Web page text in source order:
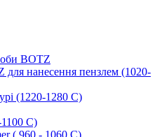
BOTZ
для нанесення пензлем (1020-
(1220-1280 С)
С)
( 960 - 1060 С)